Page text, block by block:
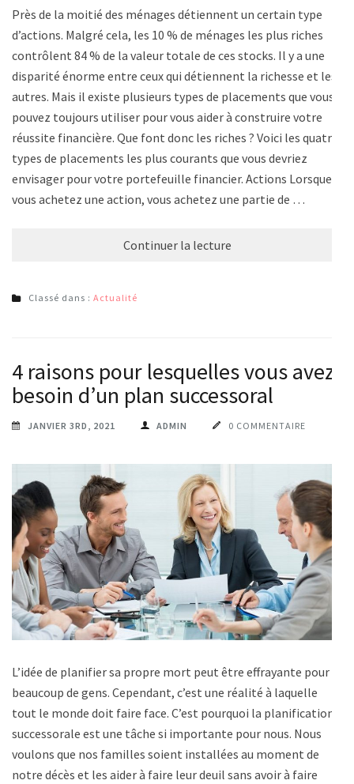
Près de la moitié des ménages détiennent un certain type
d’actions. Malgré cela, les 10 % de ménages les plus riches
contrôlent 84 % de la valeur totale de ces stocks. Il y a une
disparité énorme entre ceux qui détiennent la richesse et les
autres. Mais il existe plusieurs types de placements que vous
pouvez toujours utiliser pour vous aider à construire votre
réussite financière. Que font donc les riches ? Voici les quatre
types de placements les plus courants que vous devriez
envisager pour votre portefeuille financier. Actions Lorsque
vous achetez une action, vous achetez une partie de …
Continuer la lecture
Classé dans : Actualité
4 raisons pour lesquelles vous avez
besoin d’un plan successoral
JANVIER 3RD, 2021 ADMIN 0 COMMENTAIRE
L’idée de planifier sa propre mort peut être effrayante pour
beaucoup de gens. Cependant, c’est une réalité à laquelle
tout le monde doit faire face. C’est pourquoi la planification
successorale est une tâche si importante pour nous. Nous
voulons que nos familles soient installées au moment de
notre décès et les aider à faire leur deuil sans avoir à faire